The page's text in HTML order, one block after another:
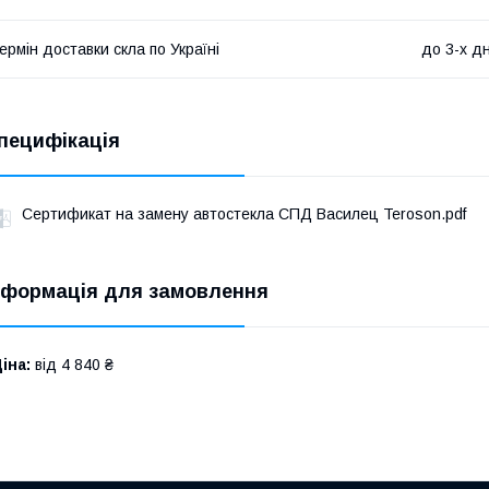
доставки скла по Україні до 3-х
Сертификат на замену автостекла СПД Василец Teroson.pdf
для замовлення
від 4 840 ₴